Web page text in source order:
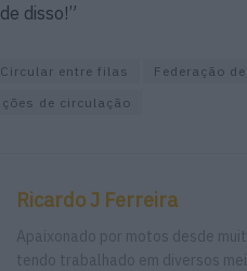
disso!”
Circular entre filas Federação
de circulação
Ricardo J Ferreira
Apaixonado por motos desde
tendo trabalhado em diversos